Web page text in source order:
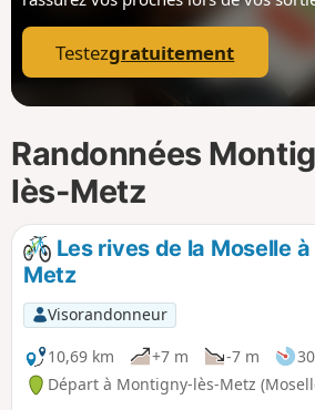
Testezgratuitement
Randonnées
lès-Metz
Les rives de la Moselle
Metz
Visorandonneur
10,69 km
+7 m -7 m
Départ à Montigny-lès-Metz